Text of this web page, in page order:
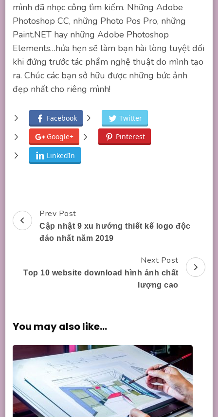
mình đã nhọc công tìm kiếm. Những Adobe
Photoshop CC, những Photo Pos Pro, những
Paint.NET hay những Adobe Photoshop
Elements…hứa hẹn sẽ làm bạn hài lòng tuyệt đối
khi đứng trước tác phẩm nghệ thuật do mình tạo
ra. Chúc các bạn sở hữu được những bức ảnh
đẹp nhất cho riêng mình!
Facebook Twitter
Google+ Pinterest
LinkedIn
Post
Navigation
Prev Post
Cập nhật 9 xu hướng thiết kế logo độc
đáo nhất năm 2019
Next Post
Top 10 website download hình ảnh chất
lượng cao
You may also like...